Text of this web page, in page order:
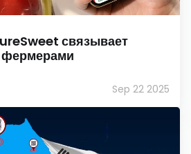
связывает
фермерами
Sep 22 2025